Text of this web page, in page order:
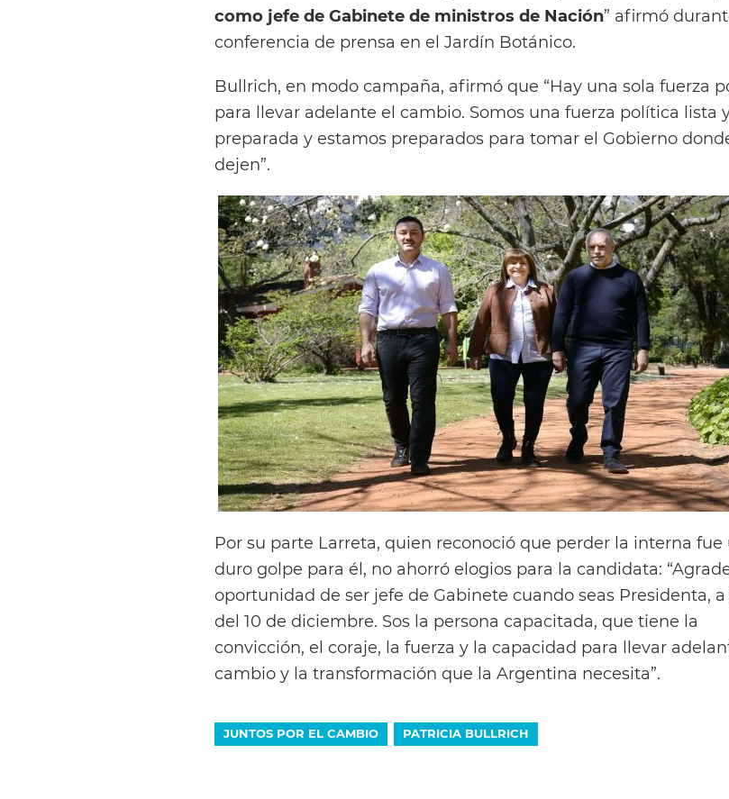
como jefe de Gabinete de ministros de Nación” afirmó
conferencia de prensa en el Jardín Botánico.
Bullrich, en modo campaña, afirmó que “Hay una sola fuerza
para llevar adelante el cambio. Somos una fuerza política lista
preparada y estamos preparados para tomar el Gobierno
dejen”.
Por su parte Larreta, quien reconoció que perder la interna fue
duro golpe para él, no ahorró elogios para la candidata:
oportunidad de ser jefe de Gabinete cuando seas Presidenta,
del 10 de diciembre. Sos la persona capacitada, que tiene la
convicción, el coraje, la fuerza y la capacidad para llevar
cambio y la transformación que la Argentina necesita”.
JUNTOS POR EL CAMBIO PATRICIA BULLRICH